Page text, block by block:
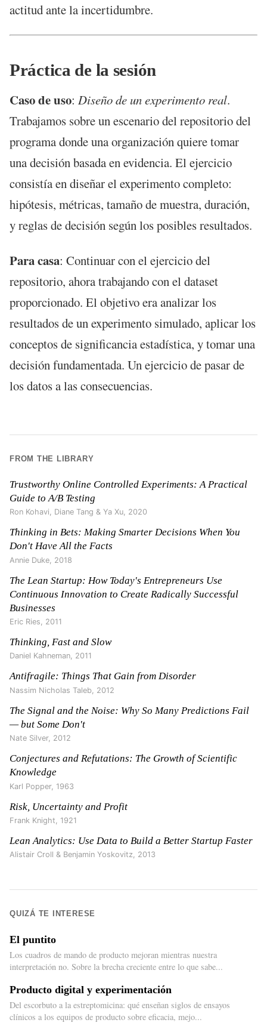
actitud ante la incertidumbre.
Práctica de la sesión
Caso de uso: Diseño de un experimento real.
Trabajamos sobre un escenario del repositorio del
programa donde una organización quiere tomar
una decisión basada en evidencia. El ejercicio
consistía en diseñar el experimento completo:
hipótesis, métricas, tamaño de muestra, duración,
y reglas de decisión según los posibles resultados.
Para casa: Continuar con el ejercicio del
repositorio, ahora trabajando con el dataset
proporcionado. El objetivo era analizar los
resultados de un experimento simulado, aplicar los
conceptos de significancia estadística, y tomar una
decisión fundamentada. Un ejercicio de pasar de
los datos a las consecuencias.
FROM THE LIBRARY
Trustworthy Online Controlled Experiments: A Practical
Guide to A/B Testing
Ron Kohavi, Diane Tang & Ya Xu, 2020
Thinking in Bets: Making Smarter Decisions When You
Don't Have All the Facts
Annie Duke 2018
The Lean Startup: How Today's Entrepreneurs Use
Continuous Innovation to Create Radically Successful
Businesses
Eric Ries, 2011
Thinking, Fast and Slow
Daniel Kahneman, 2011
Antifragile: Things That Gain from Disorder
Nassim Nicholas Taleb 2012
The Signal and the Noise: Why So Many Predictions Fail
— but Some Don't
Nate Silver, 2012
Conjectures and Refutations: The Growth of Scientific
Knowledge
Karl Popper, 1963
Risk, Uncertainty and Profit
Frank Knight 1921
Lean Analytics: Use Data to Build a Better Startup Faster
Alistair Croll & Benjamin Yoskovitz, 2013
QUIZÁ TE INTERESE
El puntito
Los cuadros de mando de producto mejoran mientras nuestra
interpretación no. Sobre la brecha creciente entre lo que sabe...
Producto digital y experimentación
Del escorbuto a la estreptomicina: qué enseñan siglos de ensayos
clínicos a los equipos de producto sobre eficacia, mejo...